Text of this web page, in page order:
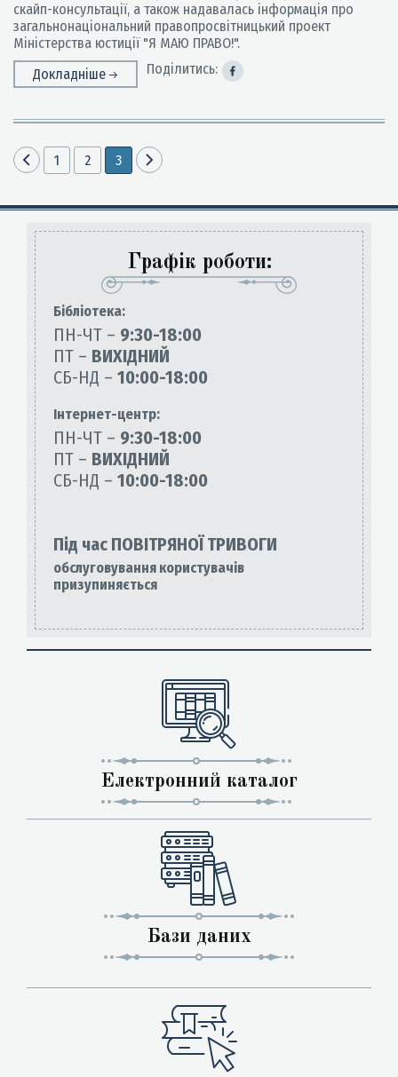
скайп-консультації, а також надавалась інформація про
загальнонаціональний правопросвітницький проект
Міністерства юстиції "Я МАЮ ПРАВО!".
Докладніше
Поділитись:
1 2 3
Графік роботи:
Бiблiотека:
ПН-ЧТ – 9:30-18:00
ПТ – ВИХІДНИЙ
СБ-НД – 10:00-18:00
Інтернет-центр:
ПН-ЧТ – 9:30-18:00
ПТ – ВИХІДНИЙ
СБ-НД – 10:00-18:00
Під час ПОВІТРЯНОЇ ТРИВОГИ
обслуговування користувачів
призупиняється
Електронний каталог
Бази даних